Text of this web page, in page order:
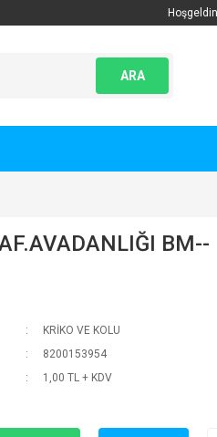
ARA
BM--
KRİKO VE KOLU
8200153954
1,00 TL + KDV